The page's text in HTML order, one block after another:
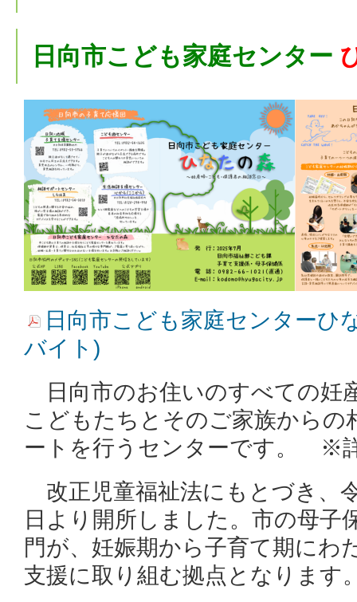
日向市こども家庭センター
日向市こども家庭センターひ
バイト)
日向市のお住いのすべての妊
こどもたちとそのご家族からの
ートを行うセンターです。
※
改正児童福祉法にもとづき、
日より開所しました。市の母子
門が、 妊娠期から子育て期にわ
支援に取り組む拠点となります